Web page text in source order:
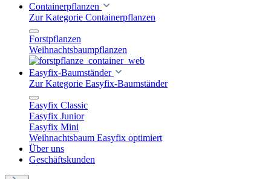
Containerpflanzen
Zur Kategorie Containerpflanzen
Forstpflanzen
Weihnachtsbaumpflanzen
Easyfix-Baumständer
Zur Kategorie Easyfix-Baumständer
Easyfix Classic
Easyfix Junior
Easyfix Mini
Weihnachtsbaum Easyfix optimiert
Über uns
Geschäftskunden